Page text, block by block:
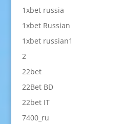
1xbet russia
1xbet Russian
1xbet russian1
2
22bet
22Bet BD
22bet IT
7400_ru